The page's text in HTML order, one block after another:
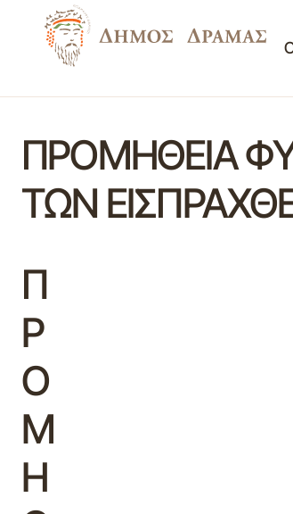
ΠΡΟΜΗΘΕΙΑ
ΤΩΝ
Π
Ρ
Ο
Μ
Η